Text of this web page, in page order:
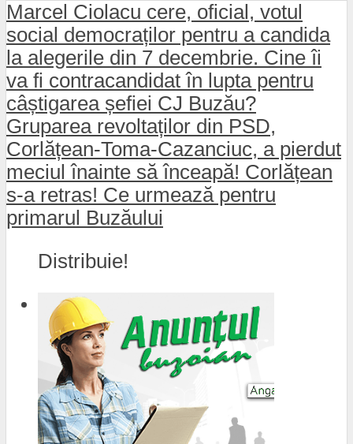
Marcel Ciolacu cere, oficial, votul
social democraților pentru a candida
la alegerile din 7 decembrie. Cine îi
va fi contracandidat în lupta pentru
câștigarea șefiei CJ Buzău?
Gruparea revoltaților din PSD,
Corlățean-Toma-Cazanciuc, a pierdut
meciul înainte să înceapă! Corlățean
s-a retras! Ce urmează pentru
primarul Buzăului
Distribuie!